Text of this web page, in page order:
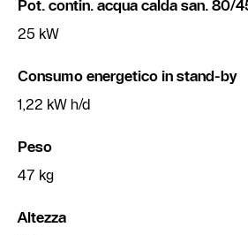
Pot. contin. acqua calda san. 80/
25 kW
Consumo energetico in stand-by
1,22 kW h/d
Peso
47 kg
Altezza